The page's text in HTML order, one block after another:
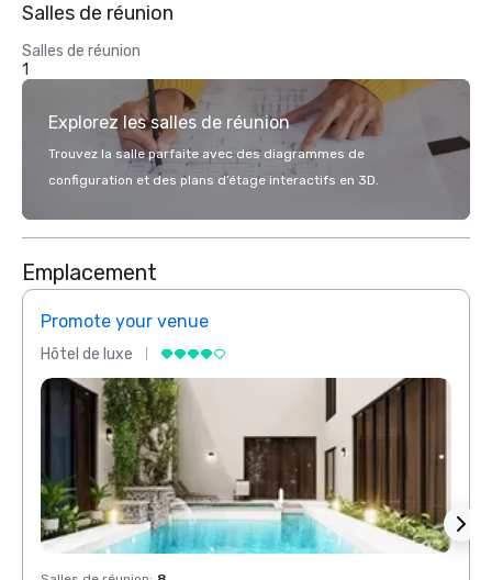
Salles de réunion
Salles de réunion
1
Explorez les salles de réunion
Trouvez la salle parfaite avec des diagrammes de
configuration et des plans d’étage interactifs en 3D.
Emplacement
Promote your venue
Hôtel de luxe